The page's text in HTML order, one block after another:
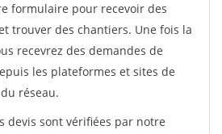
formulaire pour recevoir des
trouver des chantiers. Une fois la
recevrez des demandes de
les plateformes et sites de
réseau.
devis sont vérifiées par notre